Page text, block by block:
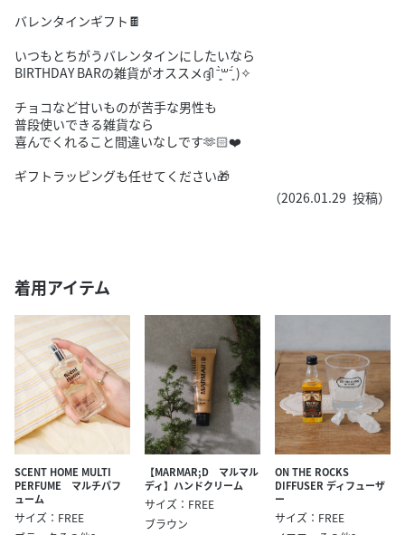
バレンタインギフト🍫
いつもとちがうバレンタインにしたいなら
BIRTHDAY BARの雑貨がオススメദ്ദി ˉ͈̀꒳ˉ͈́ )✧
チョコなど甘いものが苦手な男性も
普段使いできる雑貨なら
喜んでくれること間違いなしです🫶🏻❤️
ギフトラッピングも任せてください🎁
（2026.01.29 投稿）
着用アイテム
SCENT HOME MULTI
PERFUME マルチパフ
ューム
サイズ：FREE
【MARMAR;D マルマル
ディ】ハンドクリーム
サイズ：FREE
ブラウン
ON THE ROCKS
DIFFUSER ディフューザ
ー
サイズ：FREE